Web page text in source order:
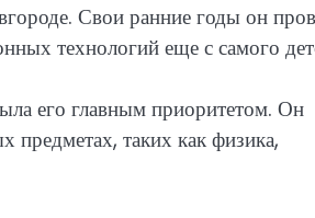
Свои ранние годы он
технологий еще с самого
его главным приоритетом. Он
предметах, таких как физика,